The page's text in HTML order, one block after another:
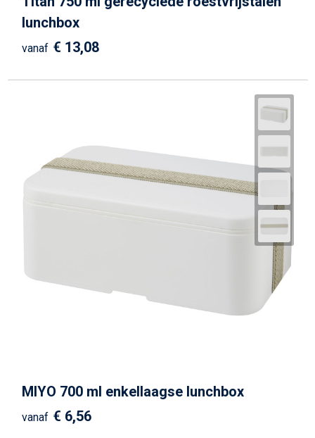
lunchbox
vanaf € 13,08
MIYO 700 ml enkellaagse lunchbox
vanaf € 6,56